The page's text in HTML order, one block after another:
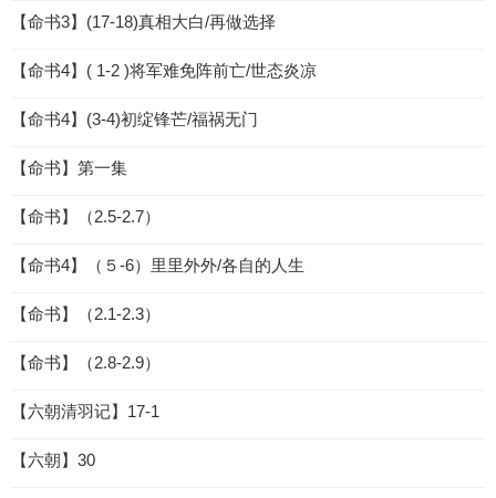
【命书3】(17-18)真相大白/再做选择
【命书4】( 1-2 )将军难免阵前亡/世态炎凉
【命书4】(3-4)初绽锋芒/福祸无门
【命书】第一集
【命书】（2.5-2.7）
【命书4】（５-6）里里外外/各自的人生
【命书】（2.1-2.3）
【命书】（2.8-2.9）
【六朝清羽记】17-1
【六朝】30